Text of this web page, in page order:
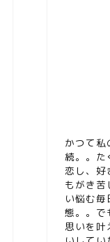
かつて私
続。。た
恋し、好
もがき苦
い悩む
態。。で
思いを叶